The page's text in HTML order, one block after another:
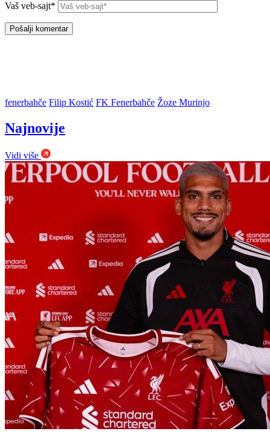
Vaš veb-sajt*
fenerbahče Filip Kostić FK Fenerbahče Žoze Murinjo
Najnovije
Vidi više